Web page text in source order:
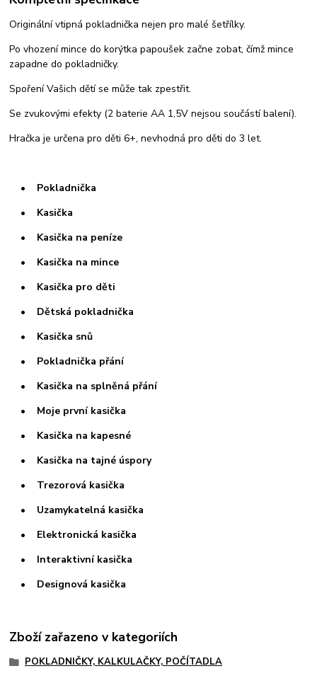
Originální vtipná pokladnička nejen pro malé šetřílky.
Po vhození mince do korýtka papoušek začne zobat, čímž mince
zapadne do pokladničky.
Spoření Vašich dětí se může tak zpestřit.
Se zvukovými efekty (2 baterie AA 1,5V nejsou součástí balení).
Hračka je určena pro děti 6+, nevhodná pro děti do 3 let.
• Pokladnička
• Kasička
• Kasička na peníze
• Kasička na mince
• Kasička pro děti
• Dětská pokladnička
• Kasička snů
• Pokladnička přání
• Kasička na splněná přání
• Moje první kasička
• Kasička na kapesné
• Kasička na tajné úspory
• Trezorová kasička
• Uzamykatelná kasička
• Elektronická kasička
• Interaktivní kasička
• Designová kasička
Zboží zařazeno v kategoriích
POKLADNIČKY, KALKULAČKY, POČÍTADLA